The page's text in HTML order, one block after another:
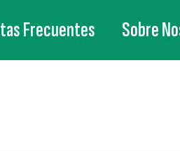
Frecuentes Sobre